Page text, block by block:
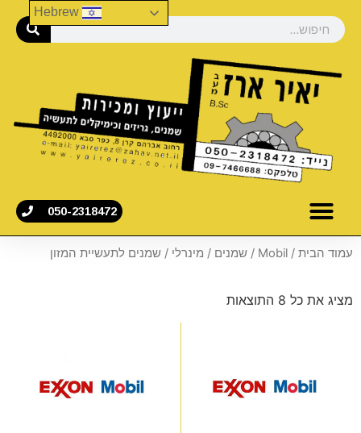
050-2318472
עמוד הבית /
Mobil
/ שמנים / מינרלי / שמנים לתעשיית המזון
מציג את כל 8 התוצאות
Hebrew